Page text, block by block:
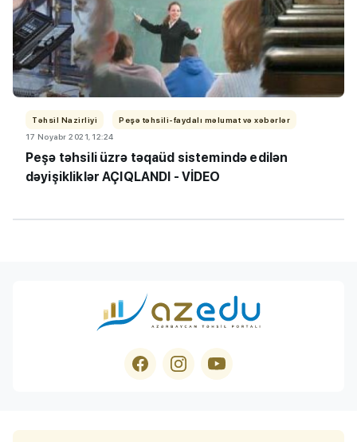
Təhsil Nazirliyi
Peşə təhsili-faydalı məlumat və xəbərlər
17 Noyabr 2021, 12:24
Peşə təhsili üzrə təqaüd sistemində edilən
dəyişikliklər AÇIQLANDI - VİDEO